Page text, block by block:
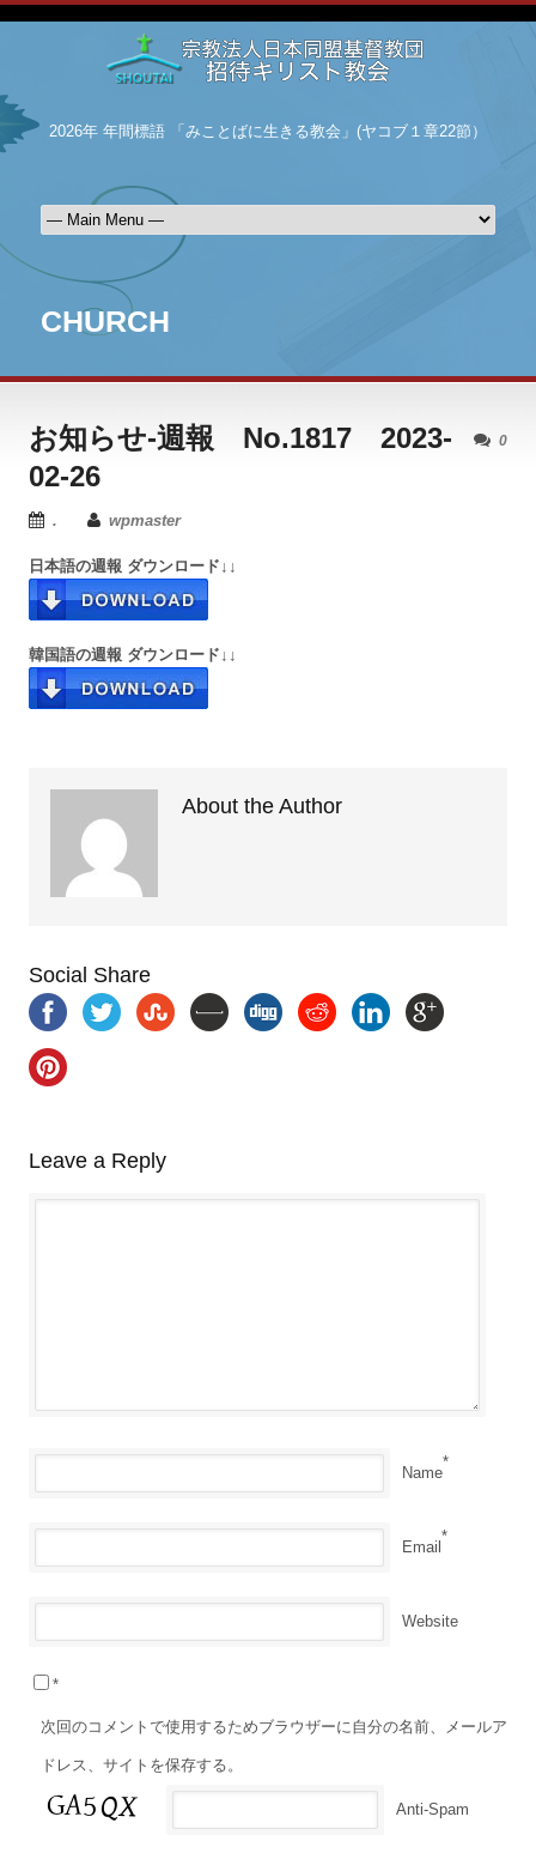
2026年 年間標語 「みことばに生きる教会」(ヤコブ１章22節）
CHURCH
0
お知らせ-週報 No.1817 2023-
02-26
. wpmaster
日本語の週報 ダウンロード↓↓
韓国語の週報 ダウンロード↓↓
About the Author
Social Share
Leave a Reply
Name
*
Email
*
Website
次回のコメントで使用するためブラウザーに自分の名前、メールア
ドレス、サイトを保存する。
Anti-Spam
*